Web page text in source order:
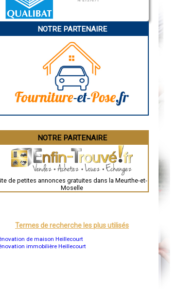
Mézières
la-Gaillarde
de-Marsan
NOTRE PARTENAIRE
NOTRE PARTENAIRE
de petites annonces gratuites dans la Meurthe-et-
Moselle
Termes de recherche les plus utilisés
de maison Heillecourt
immobilière Heillecourt